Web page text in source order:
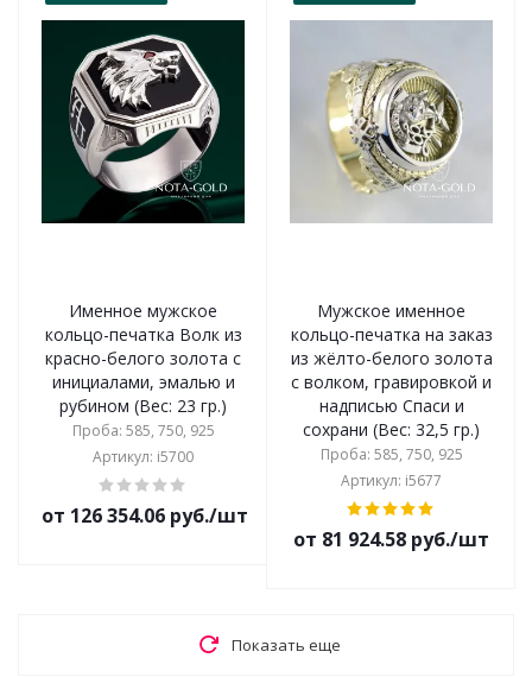
Именное мужское
кольцо-печатка Волк из
красно-белого золота с
инициалами, эмалью и
рубином (Вес: 23 гр.)
Проба: 585, 750, 925
Артикул: i5700
от 126 354.06 руб./шт
Мужское именное
кольцо-печатка на заказ
из жёлто-белого золота
с волком, гравировкой и
надписью Спаси и
сохрани (Вес: 32,5 гр.)
Проба: 585, 750, 925
Артикул: i5677
от 81 924.58 руб./шт
Показать еще